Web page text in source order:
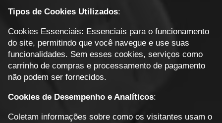
Tipos de Cookies Utilizados:
Cookies Essenciais: Essenciais para o funcionamento
do site, permitindo que você navegue e use suas
funcionalidades. Sem esses cookies, serviços como
carrinho de compras e processamento de pagamento
não podem ser fornecidos.
Cookies de Desempenho e Analíticos:
Coletam informações sobre como os visitantes usam o